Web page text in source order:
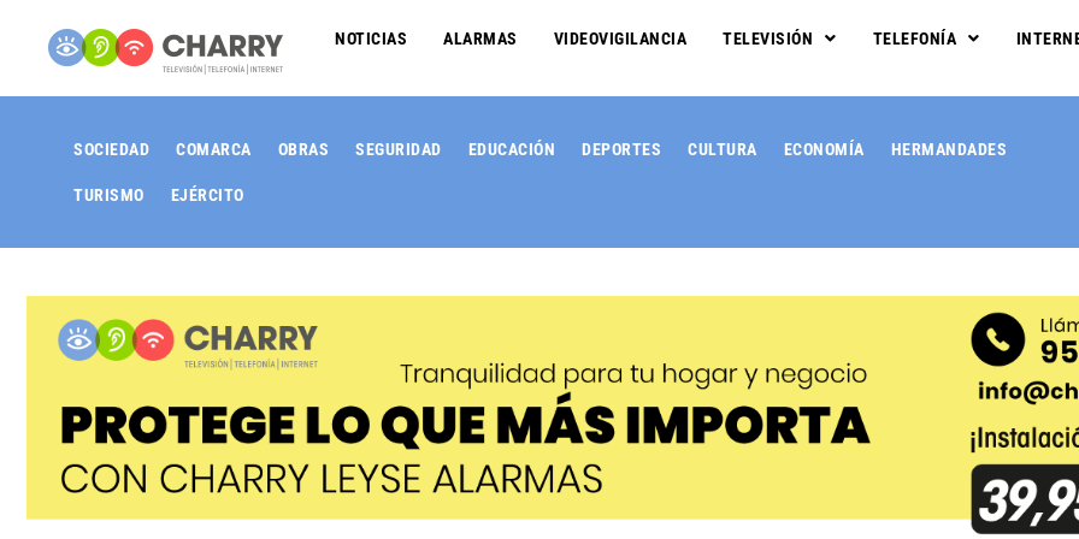
NOTICIAS ALARMAS VIDEOVIGILANCIA TELEVISIÓN TELEFONÍA
SOCIEDAD COMARCA OBRAS SEGURIDAD EDUCACIÓN DEPORTES CULTURA ECONOMÍA HERMANDADES
TURISMO EJÉRCITO